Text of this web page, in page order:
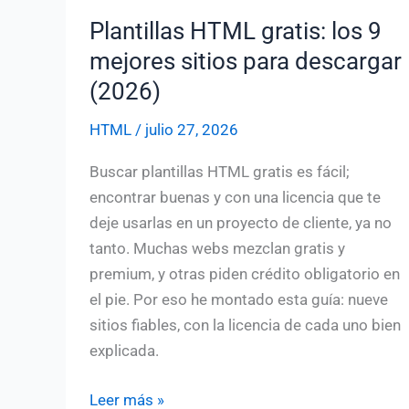
Plantillas HTML gratis: los 9
mejores sitios para descargar
(2026)
HTML/ julio 27, 2026
Buscar plantillas HTML gratis es fácil;
encontrar buenas y con una licencia que te
deje usarlas en un proyecto de cliente, ya no
tanto. Muchas webs mezclan gratis y
premium, y otras piden crédito obligatorio en
el pie. Por eso he montado esta guía: nueve
sitios fiables, con la licencia de cada uno bien
explicada.
Plantillas
Leer más »